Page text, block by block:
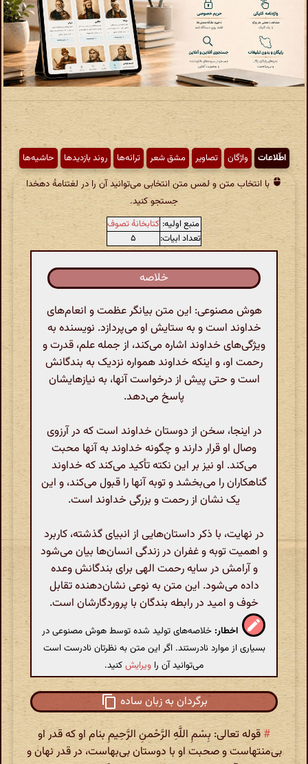
اطّلاعات واژگان تصاویر مشق شعر ترانه‌ها روند بازدیدها حاشیه‌ها
با انتخاب متن و لمس متن انتخابی می‌توانید آن را در لغتنامهٔ دهخدا
جستجو کنید.
منبع اولیه: کتابخانهٔ تصوف
تعداد ابیات:
۵
خلاصه
هوش مصنوعی: این متن بیانگر عظمت و انعام‌های
خداوند است و به ستایش او می‌پردازد. نویسنده به
ویژگی‌های خداوند اشاره می‌کند، از جمله علم، قدرت و
رحمت او، و اینکه خداوند همواره نزدیک به بندگانش
است و حتی پیش از درخواست آنها، به نیازهایشان
پاسخ می‌دهد.
در اینجا، سخن از دوستان خداوند است که در آرزوی
وصال او قرار دارند و چگونه خداوند به آنها محبت
می‌کند. او نیز بر این نکته تأکید می‌کند که خداوند
گناهکاران را می‌بخشد و توبه آنها را قبول می‌کند، و این
یک نشان از رحمت و بزرگی خداوند است.
در نهایت، با ذکر داستان‌هایی از انبیای گذشته، کاربرد
و اهمیت توبه و غفران در زندگی انسان‌ها بیان می‌شود
و آرامش در سایه رحمت الهی برای بندگانش وعده
داده می‌شود. این متن به نوعی نشان‌دهنده تقابل
خوف و امید در رابطه بندگان با پروردگارشان است.
اخطار: خلاصه‌های تولید شده توسط هوش مصنوعی در
بسیاری از موارد نادرستند. اگر این متن به نظرتان نادرست است
می‌توانید آن را ویرایشکنید.
برگردان به زبان ساده
# قوله تعالی: بِسْمِ اللَّهِ الرَّحْمنِ الرَّحِیمِ بنام او که قدر او
بی‌منتهاست و صحبت او با دوستان بی‌بهاست، در قدر نهان و